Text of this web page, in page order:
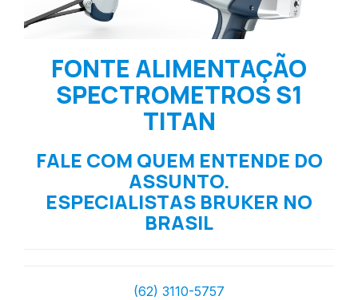
FONTE ALIMENTAÇÃO
SPECTROMETROS S1
TITAN
FALE COM QUEM ENTENDE DO
ASSUNTO.
ESPECIALISTAS BRUKER NO
BRASIL
(62) 3110-5757